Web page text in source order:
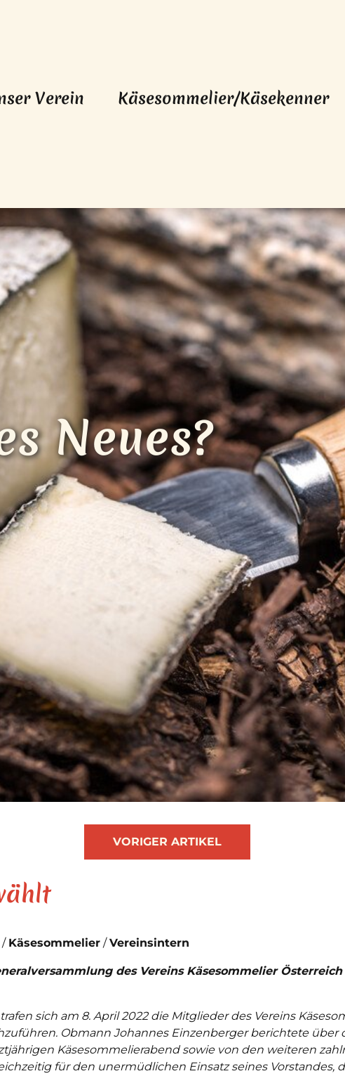
Verein Käsesommelier/Käsekenner
Neues?
Loading...
VORIGER ARTIKEL
Käsesommelier Vereinsintern
des Vereins Käsesommelier
sich am 8. April 2022 die Mitglieder des Vereins
Obmann Johannes Einzenberger berichtete über
Käsesommelierabend sowie von den weiteren
für den unermüdlichen Einsatz seines Vorstandes,